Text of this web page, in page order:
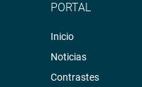
PORTAL
Inicio
Noticias
Contrastes